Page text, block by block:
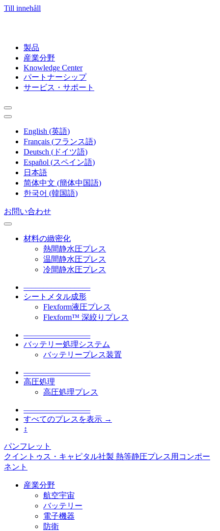
Till innehåll
製品
産業分野
Knowledge Center
パートナーシップ
サービス・サポート
English (英語)
Français (フランス語)
Deutsch ( ドイツ語)
Español (スペイン語)
日本語
简体中文 (簡体中国語)
한국어 (韓国語)
お問い合わせ
材料の緻密化
熱間静水圧プレス
温間静水圧プレス
冷間静水圧プレス
–––––––––––––––––
シートメタル成形
Flexform液圧プレス
Flexform™ 深絞りプレス
–––––––––––––––––
バッテリー処理システム
バッテリープレス装置
–––––––––––––––––
高圧処理
高圧処理プレス
–––––––––––––––––
すべてのプレスを表示 →
↕
パンフレット
クイントゥス・キャピタル社製 熱等静圧プレス用コンポー
ネント
産業分野
航空宇宙
バッテリー
電子機器
防衛